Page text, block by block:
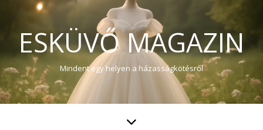
ESKÜVŐ MAGAZIN
Mindent egy helyen a házasságkötésről